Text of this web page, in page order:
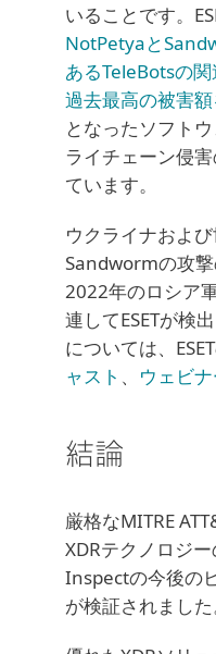
いることです。
NotPetyaと
あるTeleBotsの
過去最高の被害
となったソフト
ライチェーン侵
ています。
ウクライナおよ
Sandwormの攻
2022年のロシア
連してESETが検
については、
ャスト 、 ウェビ
結論
厳格なMITRE
XDRテクノロジ
Inspectの今後の
が検証されました